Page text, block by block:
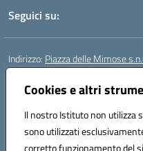
Cookies e altri
Il nostro Istituto non utilizza
sono utilizzati
corretto funzionamento del
Seguici su:
Indirizzo: Piazza delle Mimose
Centralino:
Email:paic840008@istruzione.it
Codice fiscale: 80048770822
Codice meccanografico: